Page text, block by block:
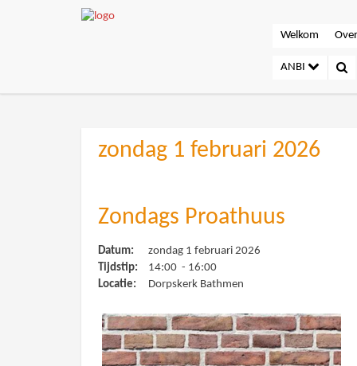
Welkom
ANBI
zondag 1 februari 2026
Zondags Proathuus
Datum:
zondag 1 februari 2026
Tijdstip:
14:00 - 16:00
Locatie:
Dorpskerk Bathmen